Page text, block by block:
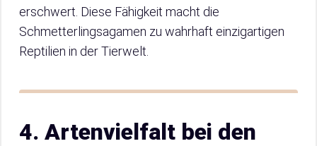
erschwert. Diese Fähigkeit macht die
Schmetterlingsagamen zu wahrhaft einzigartigen
Reptilien in der Tierwelt.
4. Artenvielfalt bei den